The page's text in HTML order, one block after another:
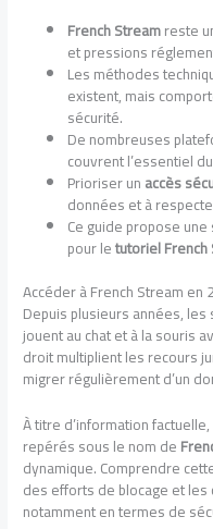
French Streamreste
et pressions
Les méthodes
existent, mais
sécurité.
De nombreuses
couvrent l’essentiel
Prioriser unaccès
données et à
Ce guide propose
pour letutoriel
Accéder à French Stream
Depuis plusieurs années,
jouent au chat et à la souris
droit multiplient les recours
migrer régulièrement d’un
À titre d’information
repérés sous le nom de
dynamique. Comprendre
des efforts de blocage et les
notamment en termes de